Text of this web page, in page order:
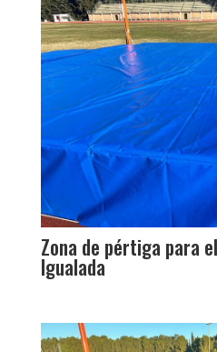
Zona de pértiga para
Igualada